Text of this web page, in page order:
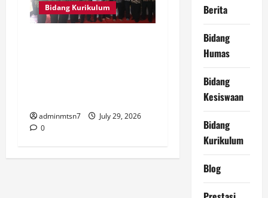
Bidang Kurikulum
adminmtsn7
July 29, 2026
0
Berita
Bidang
Humas
Bidang
Kesiswaan
Bidang
Kurikulum
Blog